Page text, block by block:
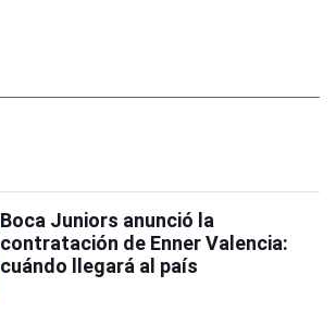
Boca Juniors anunció la
contratación de Enner Valencia:
cuándo llegará al país